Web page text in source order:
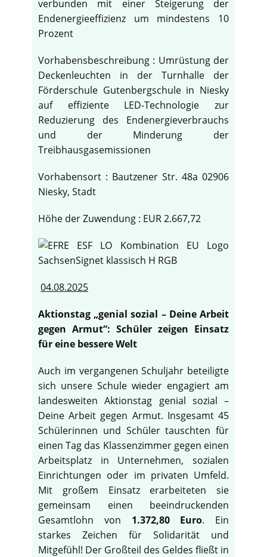
verbunden mit einer Steigerung der
Endenergieeffizienz um mindestens 10
Prozent
Vorhabensbeschreibung : Umrüstung der
Deckenleuchten in der Turnhalle der
Förderschule Gutenbergschule in Niesky
auf effiziente LED-Technologie zur
Reduzierung des Endenergieverbrauchs
und der Minderung der
Treibhausgasemissionen
Vorhabensort : Bautzener Str. 48a 02906
Niesky, Stadt
Höhe der Zuwendung : EUR 2.667,72
04.08.2025
Aktionstag „genial sozial – Deine Arbeit
gegen Armut“: Schüler zeigen Einsatz
für eine bessere Welt
Auch im vergangenen Schuljahr beteiligte
sich unsere Schule wieder engagiert am
landesweiten Aktionstag genial sozial –
Deine Arbeit gegen Armut. Insgesamt 45
Schülerinnen und Schüler tauschten für
einen Tag das Klassenzimmer gegen einen
Arbeitsplatz in Unternehmen, sozialen
Einrichtungen oder im privaten Umfeld.
Mit großem Einsatz erarbeiteten sie
gemeinsam einen beeindruckenden
Gesamtlohn von 1.372,80 Euro. Ein
starkes Zeichen für Solidarität und
Mitgefühl! Der Großteil des Geldes fließt in